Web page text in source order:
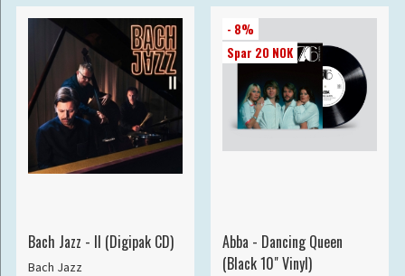
Bach Jazz - II (Digipak CD)
Bach Jazz
- 8%
Spar 20 NOK
Abba - Dancing Queen
(Black 10" Vinyl)